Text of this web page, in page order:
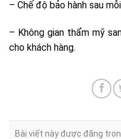
– Chế độ bảo hành sau
– Không gian thẩm mỹ
cho khách hàng.
Bài viết này được đăng